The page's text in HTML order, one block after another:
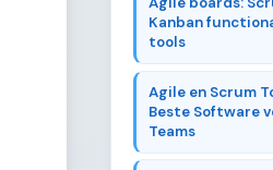
Kanban
tools
Agile en Scrum
Beste Software
Teams